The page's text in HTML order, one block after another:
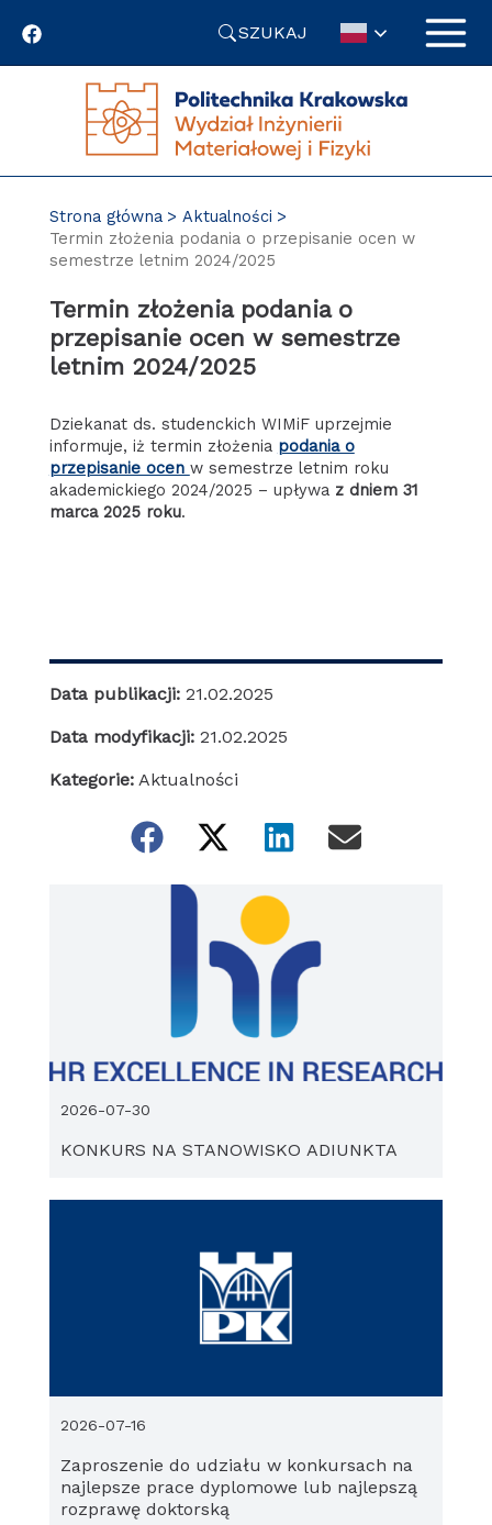
SZUKAJ
Strona główna
Aktualności
Termin złożenia podania o przepisanie ocen w
semestrze letnim 2024/2025
Termin złożenia podania o
przepisanie ocen w semestrze
letnim 2024/2025
Dziekanat ds. studenckich WIMiF uprzejmie
informuje, iż termin złożenia podania o
przepisanie ocen w semestrze letnim roku
akademickiego 2024/2025 – upływaz dniem 31
marca 2025 roku.
Data publikacji: 21.02.2025
Data modyfikacji: 21.02.2025
Kategorie: Aktualności
KONKURS NA STANOWISKO ADIUNKTA
2026-07-30
Zaproszenie do udziału w konkursach na
najlepsze prace dyplomowe lub najlepszą
rozprawę doktorską
2026-07-16